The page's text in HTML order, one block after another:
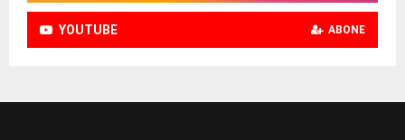
YOUTUBE ABONE